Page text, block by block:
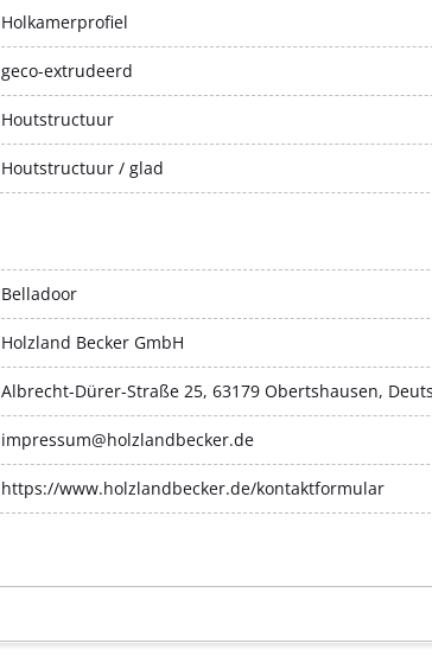
Holkamerprofiel
geco-extrudeerd
Houtstructuur
Houtstructuur / glad
Belladoor
Holzland Becker GmbH
Albrecht-Dürer-Straße 25, 63179 Obertshausen,
impressum@holzlandbecker.de
https://www.holzlandbecker.de/kontaktformular